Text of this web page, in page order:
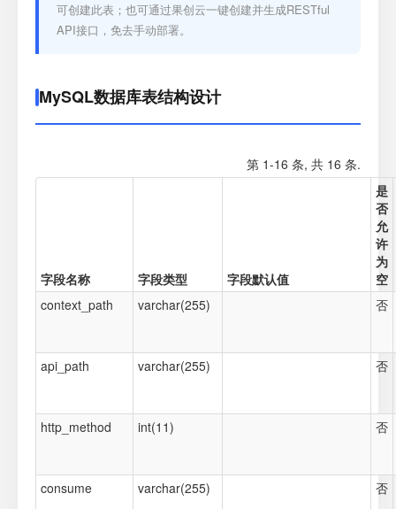
可创建此表；也可通过果创云一键创建并生成RESTful
API接口，免去手动部署。
MySQL数据库表结构设计
第 1-16 条, 共 16 条.
字段名称 字段类型 字段默认值
是
否
允
许
为
空
context_path
varchar(255) 否
api_path varchar(255) 否
http_method int(11) 否
consume varchar(255) 否